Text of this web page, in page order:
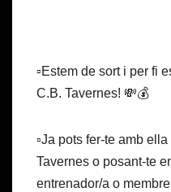
▫️Estem de sort i per fi
C.B. Tavernes! 💸💰
▫️Ja pots fer-te amb
Tavernes o posant-te
entrenador/a o